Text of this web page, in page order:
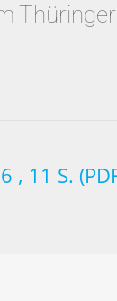
, 11 S.